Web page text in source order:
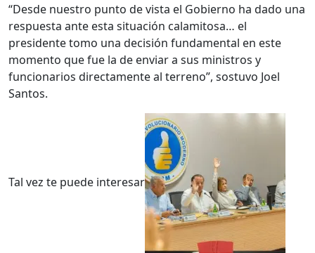
“Desde nuestro punto de vista el Gobierno ha dado una
respuesta ante esta situación calamitosa… el
presidente tomo una decisión fundamental en este
momento que fue la de enviar a sus ministros y
funcionarios directamente al terreno”, sostuvo Joel
Santos.
Tal vez te puede interesar